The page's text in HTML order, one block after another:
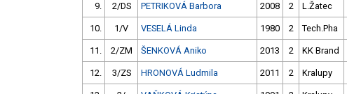
9. 2/DS PETRIKOVÁ Barbora 2008 2 L.Žatec
10. 1/V VESELÁ Linda 1980 2 Tech.Pha
11. 2/ZM ŠENKOVÁ Aniko 2013 2 KK Brand
12. 3/ZS HRONOVÁ Ludmila 2011 2 Kralupy